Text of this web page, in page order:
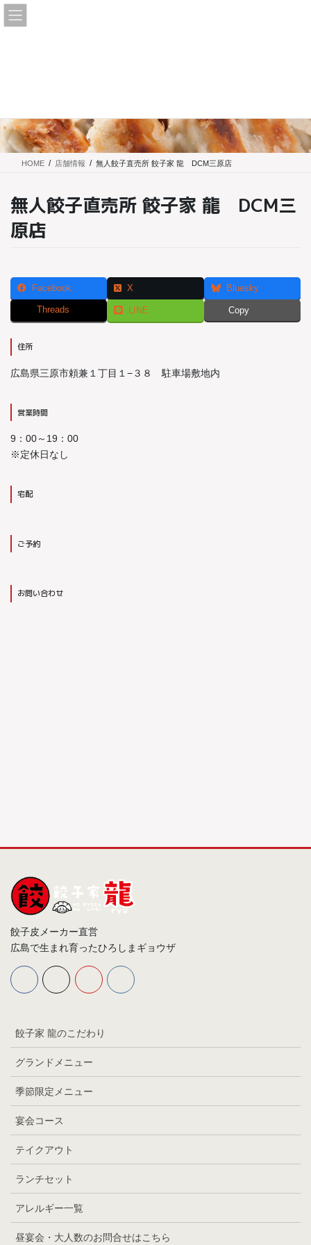
コ
ン
ナ
ビ
移
動
HOME 店舗情報 無人餃子直売所 餃子家 龍 DCM三原店
無人餃子直売所 餃子家 龍 DCM三
原店
Facebook X Bluesky
Threads LINE Copy
住所
広島県三原市頼兼１丁目１−３８ 駐車場敷地内
営業時間
9：00～19：00
※定休日なし
宅配
ご予約
お問い合わせ
餃子皮メーカー直営
広島で生まれ育ったひろしまギョウザ
餃子家 龍のこだわり
グランドメニュー
季節限定メニュー
宴会コース
テイクアウト
ランチセット
アレルギー一覧
昼宴会・大人数のお問合せはこちら